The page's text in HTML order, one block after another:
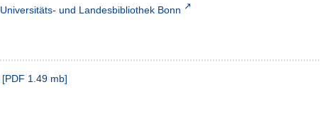
Universitäts- und Landesbibliothek Bonn
[PDF 1.49 mb]